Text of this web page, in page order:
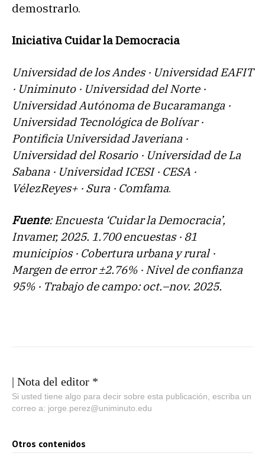
demostrarlo.
Iniciativa Cuidar la Democracia
Universidad de los Andes · Universidad EAFIT
· Uniminuto · Universidad del Norte ·
Universidad Autónoma de Bucaramanga ·
Universidad Tecnológica de Bolívar ·
Pontificia Universidad Javeriana ·
Universidad del Rosario · Universidad de La
Sabana · Universidad ICESI · CESA ·
VélezReyes+ · Sura · Comfama.
Fuente: Encuesta ‘Cuidar la Democracia’,
Invamer, 2025. 1.700 encuestas · 81
municipios · Cobertura urbana y rural ·
Margen de error ±2.76% · Nivel de confianza
95% · Trabajo de campo: oct.–nov. 2025.
| Nota del editor *
Si usted tiene algo para decir sobre esta publicación, escriba un
correo a: jorge.perez@uniminuto.edu
Otros contenidos